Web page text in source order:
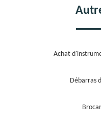
Achat
Débarras